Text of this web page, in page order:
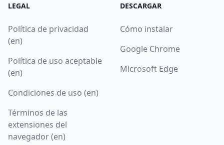
LEGAL
Política de privacidad
(en)
Política de uso aceptable
(en)
Condiciones de uso (en)
Términos de las
extensiones del
navegador (en)
DESCARGAR
Cómo instalar
Google Chrome
Microsoft Edge